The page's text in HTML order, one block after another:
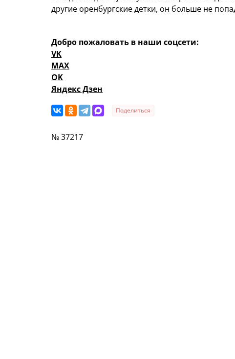
другие оренбургские детки, он больше не
Добро пожаловать в наши соцсети:
VK
MAX
OK
Яндекс Дзен
Поделиться
№ 37217